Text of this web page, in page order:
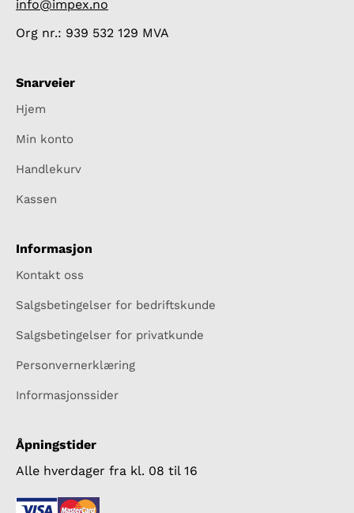
info@impex.no
Org nr.: 939 532 129 MVA
Snarveier
Hjem
Min konto
Handlekurv
Kassen
Informasjon
Kontakt oss
Salgsbetingelser for bedriftskunde
Salgsbetingelser for privatkunde
Personvernerklæring
Informasjonssider
Åpningstider
Alle hverdager fra kl. 08 til 16